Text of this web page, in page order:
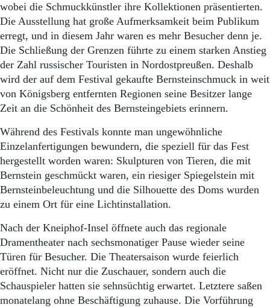
wobei die Schmuckkünstler ihre Kollektionen präsentierten.
Die Ausstellung hat große Aufmerksamkeit beim Publikum
erregt, und in diesem Jahr waren es mehr Besucher denn je.
Die Schließung der Grenzen führte zu einem starken Anstieg
der Zahl russischer Touristen in Nordostpreußen. Deshalb
wird der auf dem Festival gekaufte Bernsteinschmuck in weit
von Königsberg entfernten Regionen seine Besitzer lange
Zeit an die Schönheit des Bernsteingebiets erinnern.
Während des Festivals konnte man ungewöhnliche
Einzelanfertigungen bewundern, die speziell für das Fest
hergestellt worden waren: Skulpturen von Tieren, die mit
Bernstein geschmückt waren, ein riesiger Spiegelstein mit
Bernsteinbeleuchtung und die Silhouette des Doms wurden
zu einem Ort für eine Lichtinstallation.
Nach der Kneiphof-Insel öffnete auch das regionale
Dramentheater nach sechsmonatiger Pause wieder seine
Türen für Besucher. Die Theatersaison wurde feierlich
eröffnet. Nicht nur die Zuschauer, sondern auch die
Schauspieler hatten sie sehnsüchtig erwartet. Letztere saßen
monatelang ohne Beschäftigung zuhause. Die Vorführung